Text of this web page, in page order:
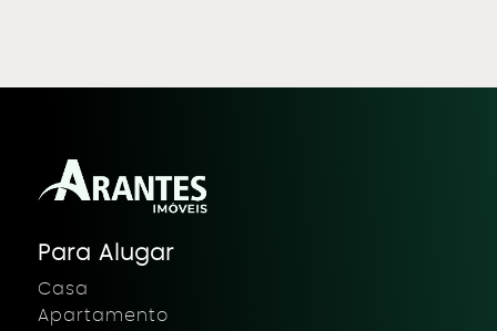
Para Alugar
Casa
Apartamento